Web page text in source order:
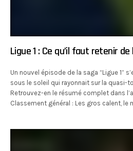
Ligue 1 : Ce qu’il faut retenir
Un nouvel épisode de la saga “Ligue 1”
sous le soleil qui rayonnait sur la quasi-
Retrouvez-en le résumé complet dans
Classement général : Les gros calent, le